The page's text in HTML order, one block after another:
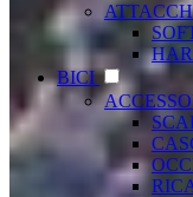
BICI